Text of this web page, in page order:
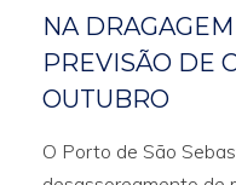
NA
PREVISÃO DE
OUTUBRO
O Porto de São